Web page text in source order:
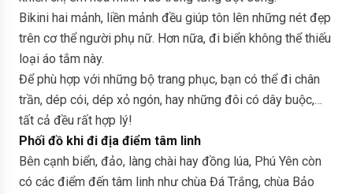
Bikini hai mảnh, liền mảnh đều giúp tôn lên những nét đẹp
trên cơ thể người phụ nữ. Hơn nữa, đi biển không thể thiếu
loại áo tắm này.
Để phù hợp với những bộ trang phục, bạn có thể đi chân
trần, dép cói, dép xỏ ngón, hay những đôi có dây buộc,…
tất cả đều rất hợp lý!
Phối đồ khi đi địa điểm tâm linh
Bên cạnh biển, đảo, làng chài hay đồng lúa, Phú Yên còn
có các điểm đến tâm linh như chùa Đá Trắng, chùa Bảo